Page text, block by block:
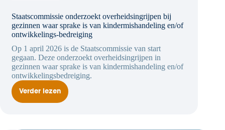
Staatscommissie onderzoekt overheidsingrijpen bij
gezinnen waar sprake is van kindermishandeling en/of
ontwikkelings-bedreiging
Op 1 april 2026 is de Staatscommissie van start
gegaan. Deze onderzoekt overheidsingrijpen in
gezinnen waar sprake is van kindermishandeling en/of
ontwikkelingsbedreiging.
Verder lezenStaatscommissie
onderzoekt